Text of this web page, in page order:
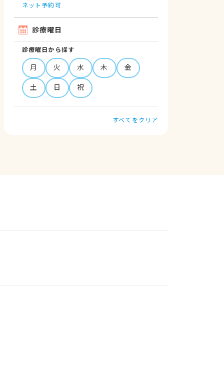
ネット予約可
診療曜日
診療曜日から探す
月 火 水 木
金
土
日 祝
すべてをクリア